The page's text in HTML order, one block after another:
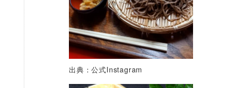
出典：公式Instagram